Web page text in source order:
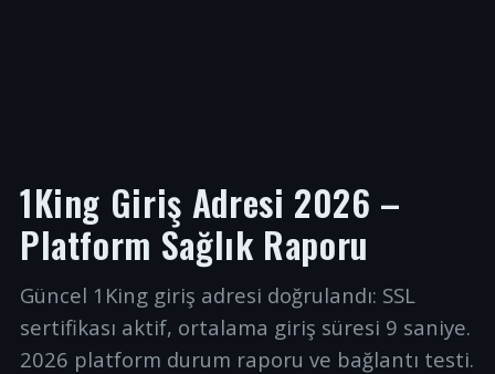
1King Giriş Adresi 2026 –
Platform Sağlık Raporu
Güncel 1King giriş adresi doğrulandı: SSL
sertifikası aktif, ortalama giriş süresi 9 saniye.
2026 platform durum raporu ve bağlantı testi.